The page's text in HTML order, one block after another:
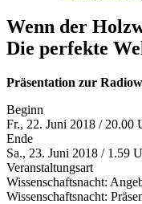
Wenn der
Die perfekte
Präsentation zur
Beginn
Fr., 22. Juni 2018 / 20.00
Ende
Sa., 23. Juni 2018 / 1.59
Veranstaltungsart
Wissenschaftsnacht:
Wissenschaftsnacht: